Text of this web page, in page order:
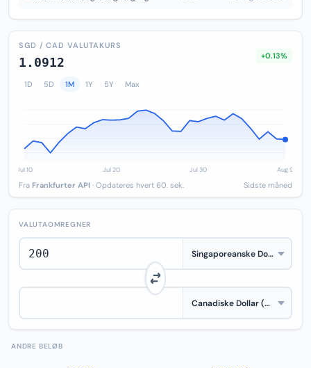
SGD / CAD VALUTAKURS
1.0912 +0.13%
1D 5D 1M 1Y 5Y Max
Fra Frankfurter API · Opdateres hvert 60. sek. Sidste måned
VALUTAOMREGNER
ANDRE BELØB